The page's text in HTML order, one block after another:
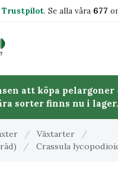
Trustpilot. Se alla våra 677
att köpa pelargoner
sorter finns nu i lager.
/ Växtarter
/
/ Crassula